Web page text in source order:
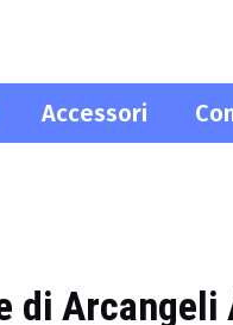
Accessori
di Arcangeli